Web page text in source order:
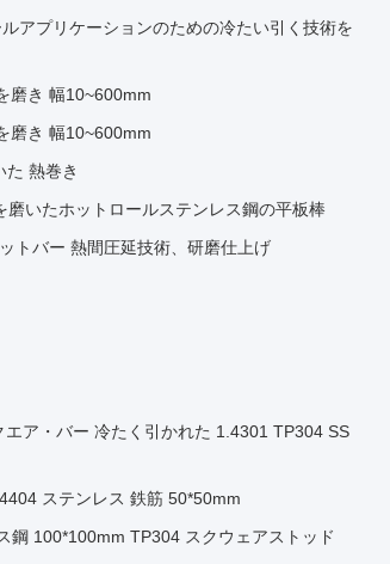
アプリケーションのための冷たい引く技術を
磨き 幅10~600mm
磨き 幅10~600mm
熱巻き
いたホットロールステンレス鋼の平板棒
トバー 熱間圧延技術、研磨仕上げ
ア・バー 冷たく引かれた 1.4301 TP304 SS
ステンレス 鉄筋 50*50mm
鋼 100*100mm TP304 スクウェアストッド